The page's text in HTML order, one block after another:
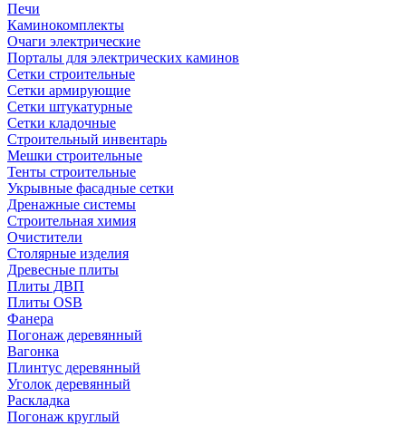
Печи
Каминокомплекты
Очаги электрические
Порталы для электрических каминов
Сетки строительные
Сетки армирующие
Сетки штукатурные
Сетки кладочные
Строительный инвентарь
Мешки строительные
Тенты строительные
Укрывные фасадные сетки
Дренажные системы
Строительная химия
Очистители
Столярные изделия
Древесные плиты
Плиты ДВП
Плиты OSB
Фанера
Погонаж деревянный
Вагонка
Плинтус деревянный
Уголок деревянный
Раскладка
Погонаж круглый